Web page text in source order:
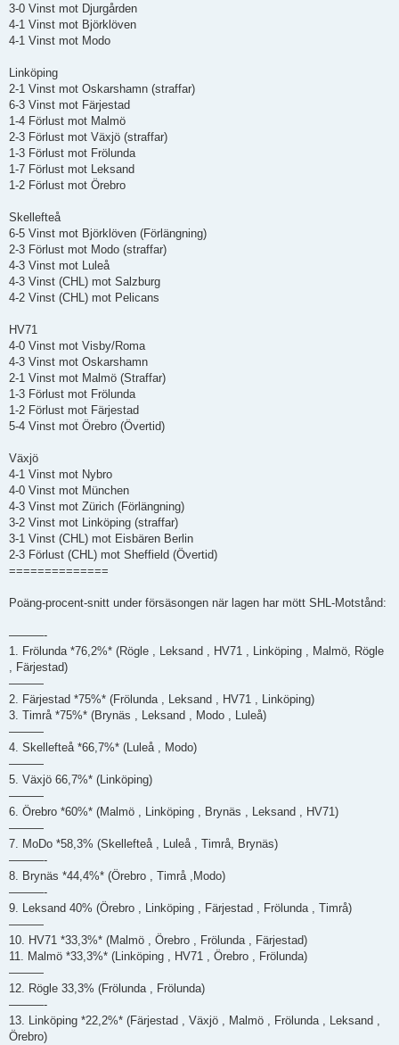
3-0 Vinst mot Djurgården
4-1 Vinst mot Björklöven
4-1 Vinst mot Modo
Linköping
2-1 Vinst mot Oskarshamn (straffar)
6-3 Vinst mot Färjestad
1-4 Förlust mot Malmö
2-3 Förlust mot Växjö (straffar)
1-3 Förlust mot Frölunda
1-7 Förlust mot Leksand
1-2 Förlust mot Örebro
Skellefteå
6-5 Vinst mot Björklöven (Förlängning)
2-3 Förlust mot Modo (straffar)
4-3 Vinst mot Luleå
4-3 Vinst (CHL) mot Salzburg
4-2 Vinst (CHL) mot Pelicans
HV71
4-0 Vinst mot Visby/Roma
4-3 Vinst mot Oskarshamn
2-1 Vinst mot Malmö (Straffar)
1-3 Förlust mot Frölunda
1-2 Förlust mot Färjestad
5-4 Vinst mot Örebro (Övertid)
Växjö
4-1 Vinst mot Nybro
4-0 Vinst mot München
4-3 Vinst mot Zürich (Förlängning)
3-2 Vinst mot Linköping (straffar)
3-1 Vinst (CHL) mot Eisbären Berlin
2-3 Förlust (CHL) mot Sheffield (Övertid)
==============
Poäng-procent-snitt under försäsongen när lagen har mött SHL-Motstånd:
———-
1. Frölunda *76,2%* (Rögle , Leksand , HV71 , Linköping , Malmö, Rögle
, Färjestad)
———
2. Färjestad *75%* (Frölunda , Leksand , HV71 , Linköping)
3. Timrå *75%* (Brynäs , Leksand , Modo , Luleå)
———
4. Skellefteå *66,7%* (Luleå , Modo)
———
5. Växjö 66,7%* (Linköping)
———
6. Örebro *60%* (Malmö , Linköping , Brynäs , Leksand , HV71)
———
7. MoDo *58,3% (Skellefteå , Luleå , Timrå, Brynäs)
———-
8. Brynäs *44,4%* (Örebro , Timrå ,Modo)
———-
9. Leksand 40% (Örebro , Linköping , Färjestad , Frölunda , Timrå)
———
10. HV71 *33,3%* (Malmö , Örebro , Frölunda , Färjestad)
11. Malmö *33,3%* (Linköping , HV71 , Örebro , Frölunda)
———
12. Rögle 33,3% (Frölunda , Frölunda)
———-
13. Linköping *22,2%* (Färjestad , Växjö , Malmö , Frölunda , Leksand ,
Örebro)